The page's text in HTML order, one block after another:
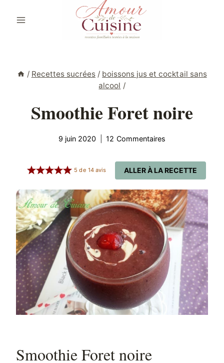
/ Recettes sucrées / boissons jus et cocktail sans
alcool /
Smoothie Foret noire
9 juin 2020 12 Commentaires
ALLER À LA RECETTE
5 de 14avis
Smoothie Foret noire